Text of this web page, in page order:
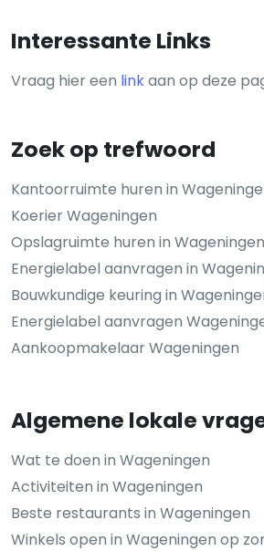
Interessante Links
Vraag hier een linkaan op deze
Zoek op trefwoord
Kantoorruimte huren in
Koerier Wageningen
Opslagruimte huren in Wageningen
Energielabel aanvragen in
Bouwkundige keuring in
Energielabel aanvragen
Aankoopmakelaar Wageningen
Algemene lokale
Wat te doen in Wageningen
Activiteiten in Wageningen
Beste restaurants in Wageningen
Winkels open in Wageningen op